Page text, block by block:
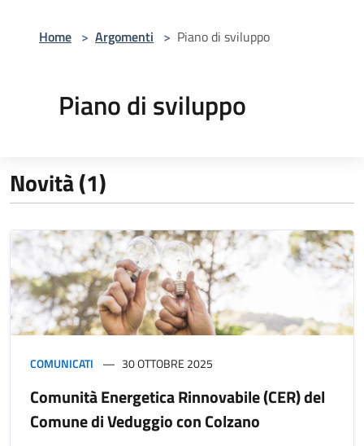
Home > Argomenti > Piano di sviluppo
Piano di sviluppo
Novità (1)
COMUNICATI 30 OTTOBRE 2025
Comunità Energetica Rinnovabile (CER) del
Comune di Veduggio con Colzano